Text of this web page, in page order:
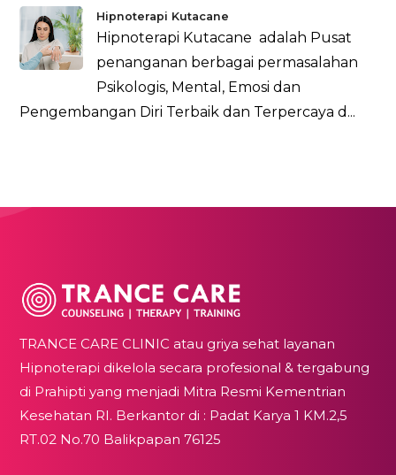
Hipnoterapi Kutacane
Hipnoterapi Kutacane adalah Pusat
penanganan berbagai permasalahan
Psikologis, Mental, Emosi dan
Pengembangan Diri Terbaik dan Terpercaya d...
TRANCE CARE CLINIC atau griya sehat layanan
Hipnoterapi dikelola secara profesional & tergabung
di Prahipti yang menjadi Mitra Resmi Kementrian
Kesehatan RI. Berkantor di : Padat Karya 1 KM.2,5
RT.02 No.70 Balikpapan 76125